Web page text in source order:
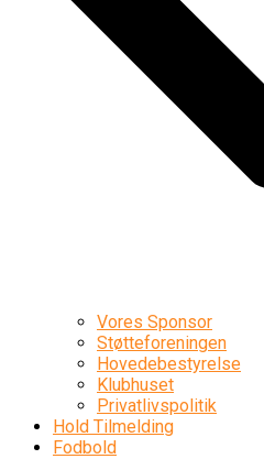
Vores Sponsor
Støtteforeningen
Hovedebestyrelse
Klubhuset
Privatlivspolitik
Hold Tilmelding
Fodbold